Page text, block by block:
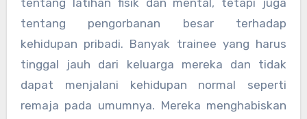
tentang latihan fisik dan mental, tetapi juga
tentang pengorbanan besar terhadap
kehidupan pribadi. Banyak trainee yang harus
tinggal jauh dari keluarga mereka dan tidak
dapat menjalani kehidupan normal seperti
remaja pada umumnya. Mereka menghabiskan